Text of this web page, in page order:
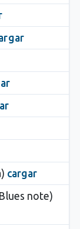
cargar
note)